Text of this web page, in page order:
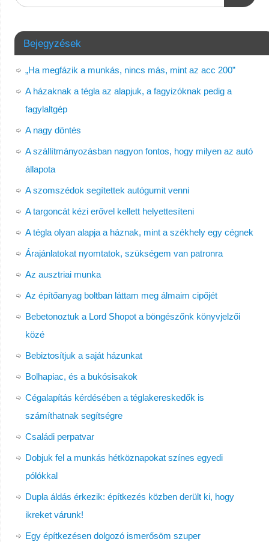
Bejegyzések
„Ha megfázik a munkás, nincs más, mint az acc 200”
A házaknak a tégla az alapjuk, a fagyizóknak pedig a
fagylaltgép
A nagy döntés
A szállítmányozásban nagyon fontos, hogy milyen az autó
állapota
A szomszédok segítettek autógumit venni
A targoncát kézi erővel kellett helyettesíteni
A tégla olyan alapja a háznak, mint a székhely egy cégnek
Árajánlatokat nyomtatok, szükségem van patronra
Az ausztriai munka
Az építőanyag boltban láttam meg álmaim cipőjét
Bebetonoztuk a Lord Shopot a böngészőnk könyvjelzői
közé
Bebiztosítjuk a saját házunkat
Bolhapiac, és a bukósisakok
Cégalapítás kérdésében a téglakereskedők is
számíthatnak segítségre
Családi perpatvar
Dobjuk fel a munkás hétköznapokat színes egyedi
pólókkal
Dupla áldás érkezik: építkezés közben derült ki, hogy
ikreket várunk!
Egy építkezésen dolgozó ismerősöm szuper